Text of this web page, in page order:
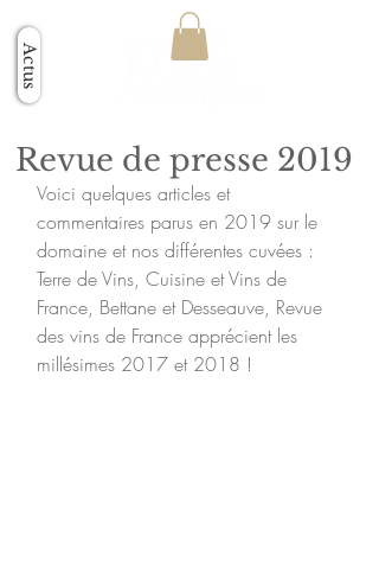
Actus
Revue de presse 2019
Voici quelques articles et
commentaires parus en 2019 sur le
domaine et nos différentes cuvées :
Terre de Vins, Cuisine et Vins de
France, Bettane et Desseauve, Revue
des vins de France apprécient les
millésimes 2017 et 2018 !